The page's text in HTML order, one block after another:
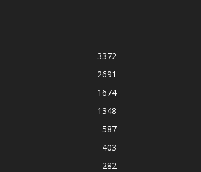
3372
2691
1674
1348
587
403
282